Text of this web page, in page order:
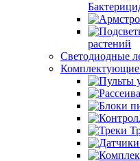
растений
Светодиодные
Комплектующие